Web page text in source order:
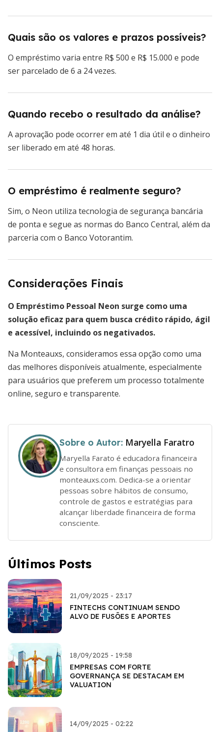
Quais são os valores e prazos possíveis?
O empréstimo varia entre R$ 500 e R$ 15.000 e pode
ser parcelado de 6 a 24 vezes.
Quando recebo o resultado da análise?
A aprovação pode ocorrer em até 1 dia útil e o dinheiro
ser liberado em até 48 horas.
O empréstimo é realmente seguro?
Sim, o Neon utiliza tecnologia de segurança bancária
de ponta e segue as normas do Banco Central, além da
parceria com o Banco Votorantim.
Considerações Finais
O Empréstimo Pessoal Neon surge como uma
solução eficaz para quem busca crédito rápido, ágil
e acessível, incluindo os negativados.
Na Monteauxs, consideramos essa opção como uma
das melhores disponíveis atualmente, especialmente
para usuários que preferem um processo totalmente
online, seguro e transparente.
Sobre o Autor: Maryella Faratro
Maryella Farato é educadora financeira
e consultora em finanças pessoais no
monteauxs.com. Dedica-se a orientar
pessoas sobre hábitos de consumo,
controle de gastos e estratégias para
alcançar liberdade financeira de forma
consciente.
Últimos Posts
21/09/2025 - 23:17
FINTECHS CONTINUAM SENDO
ALVO DE FUSÕES E APORTES
18/09/2025 - 19:58
EMPRESAS COM FORTE
GOVERNANÇA SE DESTACAM EM
VALUATION
14/09/2025 - 02:22